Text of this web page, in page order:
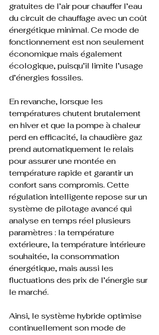
gratuites de l’air pour chauffer l’eau
du circuit de chauffage avec un coût
énergétique minimal. Ce mode de
fonctionnement est non seulement
économique mais également
écologique, puisqu’il limite l’usage
d’énergies fossiles.
En revanche, lorsque les
températures chutent brutalement
en hiver et que la pompe à chaleur
perd en efficacité, la chaudière gaz
prend automatiquement le relais
pour assurer une montée en
température rapide et garantir un
confort sans compromis. Cette
régulation intelligente repose sur un
système de pilotage avancé qui
analyse en temps réel plusieurs
paramètres : la température
extérieure, la température intérieure
souhaitée, la consommation
énergétique, mais aussi les
fluctuations des prix de l’énergie sur
le marché.
Ainsi, le système hybride optimise
continuellement son mode de